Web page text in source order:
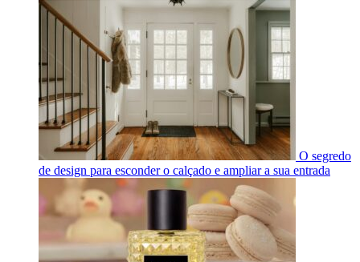
O segredo
de design para esconder o calçado e ampliar a sua entrada